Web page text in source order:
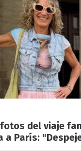
del viaje
a París: